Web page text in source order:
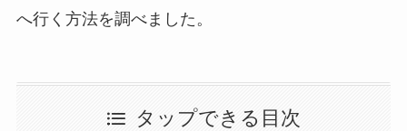
へ行く方法を調べました。
タップできる目次